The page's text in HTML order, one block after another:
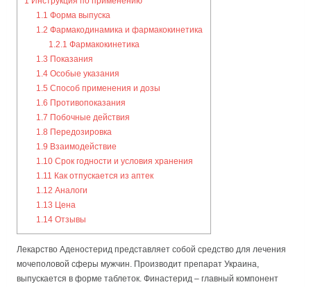
1.1 Форма выпуска
1.2 Фармакодинамика и фармакокинетика
1.2.1 Фармакокинетика
1.3 Показания
1.4 Особые указания
1.5 Способ применения и дозы
1.6 Противопоказания
1.7 Побочные действия
1.8 Передозировка
1.9 Взаимодействие
1.10 Срок годности и условия хранения
1.11 Как отпускается из аптек
1.12 Аналоги
1.13 Цена
1.14 Отзывы
Лекарство Аденостерид представляет собой средство для лечения
мочеполовой сферы мужчин. Производит препарат Украина,
выпускается в форме таблеток. Финастерид – главный компонент